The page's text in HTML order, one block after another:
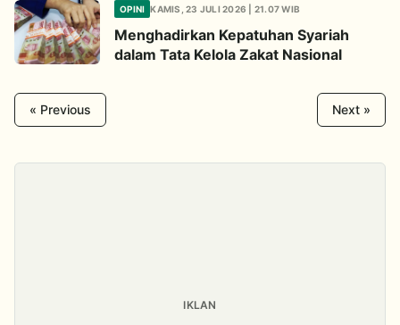
OPINI KAMIS, 23 JULI 2026 | 21.07 WIB
Menghadirkan Kepatuhan Syariah
dalam Tata Kelola Zakat Nasional
« Previous Next »
IKLAN